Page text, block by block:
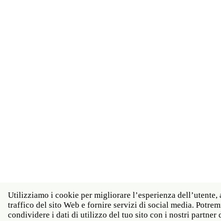
Utilizziamo i cookie per migliorare l’esperienza dell’utente,
traffico del sito Web e fornire servizi di social media.
condividere i dati di utilizzo del tuo sito con i nostri partner